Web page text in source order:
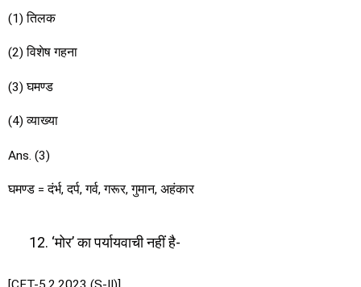
(1) तिलक
(2) विशेष गहना
(3) घमण्ड
(4) व्याख्या
Ans. (3)
घमण्ड = दंर्भ, दर्प, गर्व, गरूर, गुमान, अहंकार
‘मोर’ का पर्यायवाची नहीं है-